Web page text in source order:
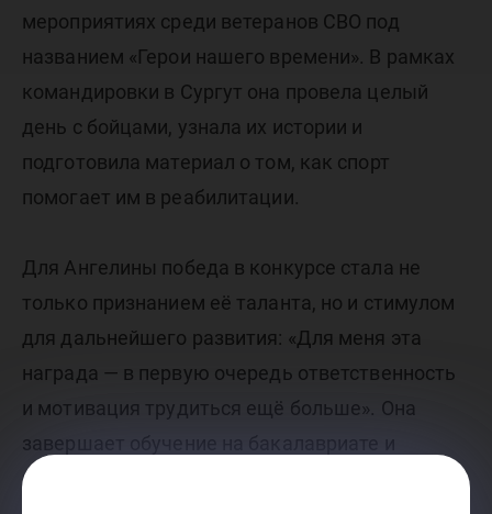
мероприятиях среди ветеранов СВО под
названием «Герои нашего времени». В рамках
командировки в Сургут она провела целый
день с бойцами, узнала их истории и
подготовила материал о том, как спорт
помогает им в реабилитации.
Для Ангелины победа в конкурсе стала не
только признанием её таланта, но и стимулом
для дальнейшего развития: «Для меня эта
награда — в первую очередь ответственность
и мотивация трудиться ещё больше». Она
завершает обучение на бакалавриате и
готовится к новым вызовам в профессии.